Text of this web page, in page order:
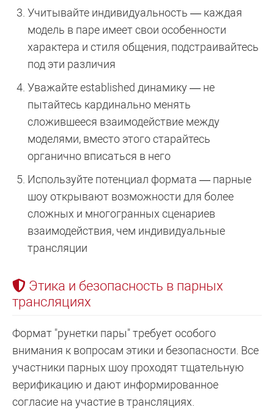
Учитывайте индивидуальность — каждая
модель в паре имеет свои особенности
характера и стиля общения, подстраивайтесь
под эти различия
Уважайте established динамику — не
пытайтесь кардинально менять
сложившееся взаимодействие между
моделями, вместо этого старайтесь
органично вписаться в него
Используйте потенциал формата — парные
шоу открывают возможности для более
сложных и многогранных сценариев
взаимодействия, чем индивидуальные
трансляции
Этика и безопасность в парных
трансляциях
Формат "рунетки пары" требует особого
внимания к вопросам этики и безопасности. Все
участники парных шоу проходят тщательную
верификацию и дают информированное
согласие на участие в трансляциях.